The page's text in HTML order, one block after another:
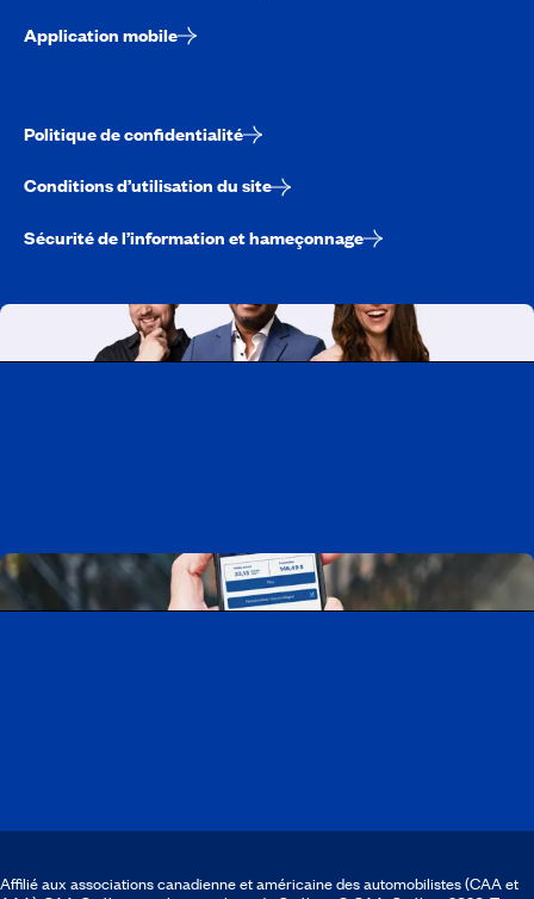
Application mobile
Politique de confidentialité
Conditions d’utilisation du site
Sécurité de l’information et hameçonnage
Affilié aux associations canadienne et américaine des automobilistes (CAA et